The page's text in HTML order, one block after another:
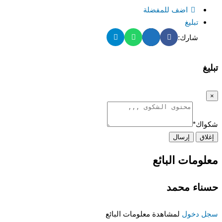
اضف للمفضلة
تبليغ
شارك:
تبليغ
×
شكواك*
إغلاق إرسال
معلومات البائع
حسناء محمد
سجل دخول لمشاهدة معلومات البائع